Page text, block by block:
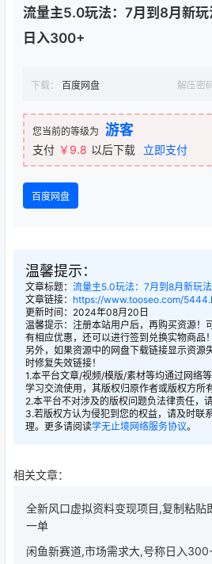
流量主5.0玩法：7月到8月新
日入300+
下载： 百度网盘 解压密
您当前的等级为 游客
支付 ￥9.8 以后下载 立即支付
百度网盘
温馨提示：
文章标题： 流量主5.0玩法：7月到8月新玩
文章链接： https://www.tooseo.com/
更新时间：2024年08月20日
温馨提示：注册本站用户后，再购买资源！
有相应优惠，还可以进行签到兑换实物商品！
另外，如果资源中的网盘下载链接显示资源
时修复失效链接！
1.本平台文章/视频/模版/素材等均通过网络
学习交流使用，其版权归原作者或版权方所有
2.本平台不对涉及的版权问题负法律责任，
3.若版权方认为侵犯到您的权益，请及时联
理。更多请阅读学无止境网络服务协议。
相关文章：
全新风口虚拟资料变现项目,复制粘贴
一单
闲鱼新赛道,市场需求大,号称日入